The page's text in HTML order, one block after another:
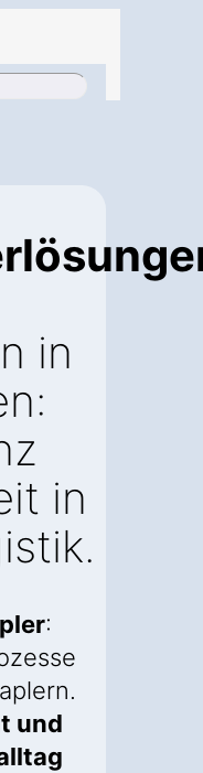
in
in
:
und